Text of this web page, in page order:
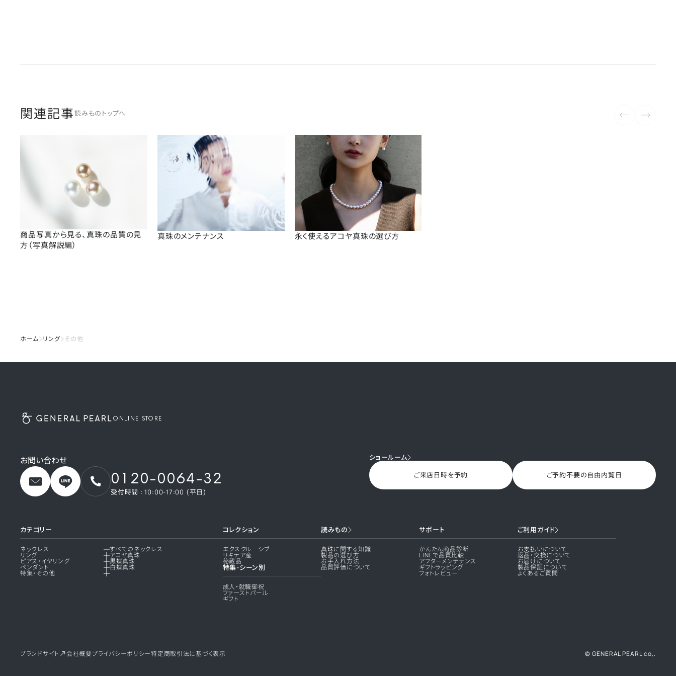
関連記事読みものトップへ
商品写真から見る、真珠の品質の見
方（写真解説編）
真珠のメンテナンス 永く使えるアコヤ真珠の選び方
ホーム リング その他
ONLINE STORE
お問い合わせ
0120-0064-32
受付時間 : 10:00-17:00 (平日)
ショールーム
ご来店日時を予約
ご予約不要の自由内覧日
カテゴリー
ネックレス
リング
ピアス・イヤリング
ペンダント
特集・その他
すべてのネックレス
アコヤ真珠
黒蝶真珠
白蝶真珠
コレクション
エクスクルーシブ
リキテア産
秘蔵品
特集-シーン別
成人・就職御祝
ファーストパール
ギフト
読みもの
真珠に関する知識
製品の選び方
お手入れ方法
品質評価について
サポート
かんたん商品診断
LINEで品質比較
アフターメンテナンス
ギフトラッピング
フォトレビュー
ご利用ガイド
お支払いについて
返品・交換について
お届けについて
製品保証について
よくあるご質問
ブランドサイト 会社概要プライバシーポリシー特定商取引法に基づく表示 © GENERAL PEARL co,.